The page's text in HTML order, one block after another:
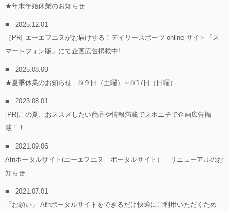
★年末年始休業のお知らせ
2025.12.01
［PR] エーエフエヌがお届けする！デイリースポーツ online サイト「ス
マートフォン版」にて企画広告掲載中!
2025.08.09
★夏季休業のお知らせ 8/９日（土曜）～8/17日（日曜）
2023.08.01
[PR]この夏、おススメしたい商品や情報満載でスポニチで企画広告掲
載！！
2021.09.06
Afnポータルサイト(エーエフエヌ ポータルサイト） リニューアルのお
知らせ
2021.07.01
「お願い」 Afnポータルサイトをできるだけ快適にご利用いただくため